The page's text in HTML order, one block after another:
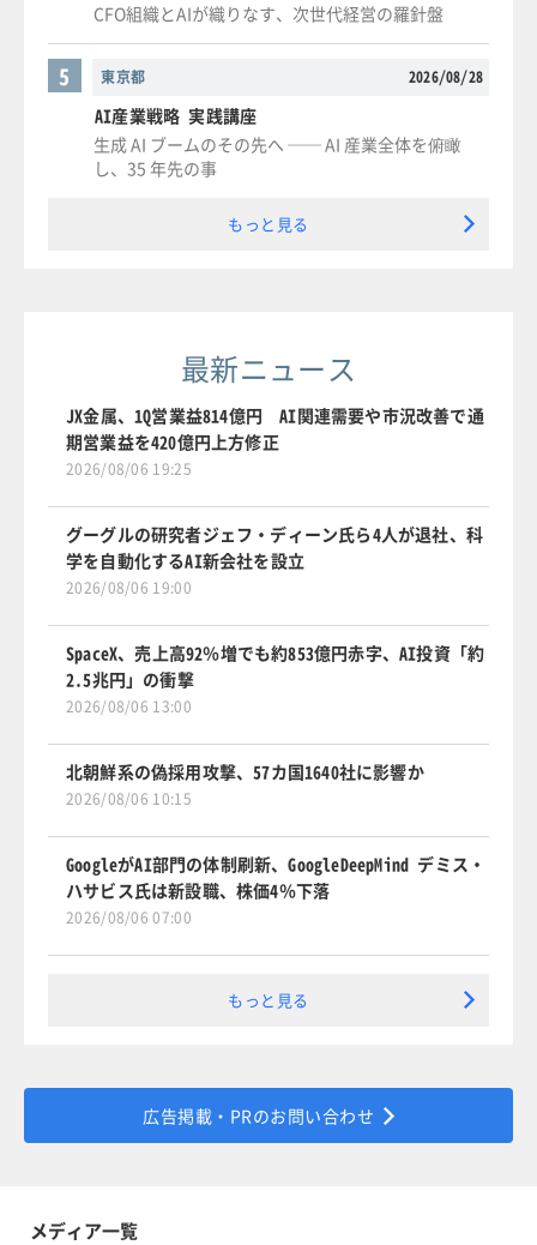
CFO組織とAIが織りなす、次世代経営の羅針盤
東京都 2026/08/28
5
AI産業戦略 実践講座
生成 AI ブームのその先へ ── AI 産業全体を俯瞰
し、35 年先の事
もっと見る
最新ニュース
JX金属、1Q営業益814億円 AI関連需要や市況改善で通
期営業益を420億円上方修正
2026/08/06 19:25
グーグルの研究者ジェフ・ディーン氏ら4人が退社、科
学を自動化するAI新会社を設立
2026/08/06 19:00
SpaceX、売上高92％増でも約853億円赤字、AI投資「約
2.5兆円」の衝撃
2026/08/06 13:00
北朝鮮系の偽採用攻撃、57カ国1640社に影響か
2026/08/06 10:15
GoogleがAI部門の体制刷新、GoogleDeepMind デミス・
ハサビス氏は新設職、株価4％下落
2026/08/06 07:00
もっと見る
広告掲載・PRのお問い合わせ
メディア一覧